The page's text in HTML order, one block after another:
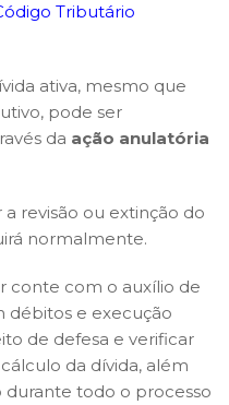
Tributário
ativa, mesmo que
pode ser
da ação anulatória
revisão ou extinção do
normalmente.
conte com o auxílio de
débitos e execução
de defesa e verificar
da dívida, além
todo o processo